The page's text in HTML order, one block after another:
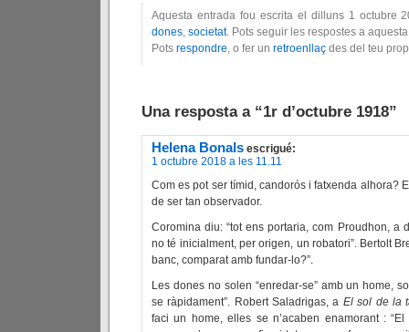
Aquesta entrada fou escrita el dilluns 1 octubre
dones, societat. Pots seguir les respostes a
Pots respondre, o fer un retroenllaç des del teu
Una resposta a “1r d’octubre 1918”
Helena Bonals escrigué:
1 octubre 2018 a les 11.11
Com es pot ser tímid, candorós i fatxenda alhora?
de ser tan observador.
Coromina diu: “tot ens portaria, com Proudhon, a
no té inicialment, per origen, un robatori”. Bertolt
banc, comparat amb fundar-lo?”.
Les dones no solen “enredar-se” amb un home,
se ràpidament”. Robert Saladrigas, a El sol de la
faci un home, elles se n’acaben enamorant :